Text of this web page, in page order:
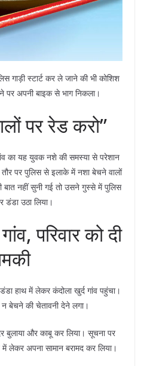
गाड़ी स्टार्ट कर ले जाने की भी कोशिश
पर अपनी बाइक से भाग निकला।
पर रेड करो”
का यह युवक नशे की समस्या से परेशान
पर पुलिस से इलाके में नशा बेचने वालों
बात नहीं सुनी गई तो उसने गुस्से में पुलिस
डंडा उठा लिया।
परिवार को दी
हाथ में लेकर कंदोला खुर्द गांव पहुंचा।
न बेचने की चेतावनी देने लगा।
बुलाया और काबू कर लिया। सूचना पर
लेकर अपना सामान बरामद कर लिया।